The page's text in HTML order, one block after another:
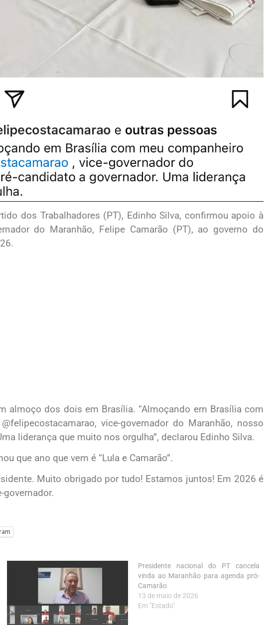
dos Trabalhadores (PT), Edinho Silva, confirmou apoio à
do Maranhão, Felipe Camarão (PT), ao governo do
almoço dos dois em Brasília. “Almoçando em Brasília com
vice-governador do Maranhão, nosso
liderança que muito nos orgulha”, declarou Edinho Silva.
que ano que vem é “Lula e Camarão”.
Muito obrigado por tudo! Estamos juntos! Em 2026 é
governador.
Presidente nacional do PT cancela
vinda ao Maranhão para agenda pró-
Camarão
13 de maio de 2026
Em "Estado"